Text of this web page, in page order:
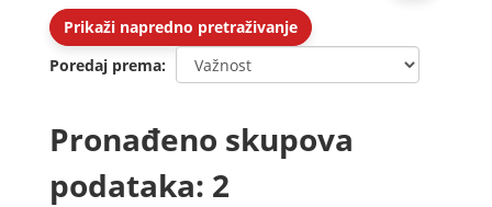
Prikaži napredno pretraživanje
Poredaj prema
Pronađeno skupova
podataka: 2